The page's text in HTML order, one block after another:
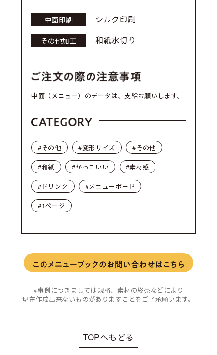
中面印刷 シルク印刷
その他加工 和紙水切り
中面（メニュー）のデータは、支給お願いします。
#その他 #変形サイズ #その他
#和紙 #かっこいい #素材感
#ドリンク #メニューボード
#1ページ
※事例につきましては規格、素材の終売などにより
現在作成出来ないものがありますことをご了承願います。
TOPへもどる